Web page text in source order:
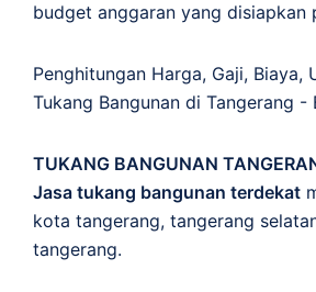
budget anggaran yang disiapkan
Penghitungan Harga, Gaji, Biaya,
Tukang Bangunan di Tangerang -
TUKANG BANGUNAN
Jasa tukang bangunan terdekat
kota tangerang, tangerang
tangerang.